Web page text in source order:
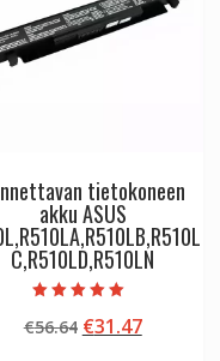
tietokoneen
akku ASUS
C,R510LD,R510LN
tuotteesta:
5.00
€56.64 Alkuperäinen
€31.47